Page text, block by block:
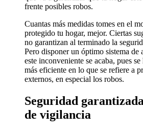
frente posibles robos.
Cuantas más medidas tomes en el
protegido tu hogar, mejor. Ciertas
no garantizan al terminado la
Pero disponer un óptimo sistema de
este inconveniente se acaba, pues
más eficiente en lo que se refiere a
externos, en especial los robos.
Seguridad
de vigilancia